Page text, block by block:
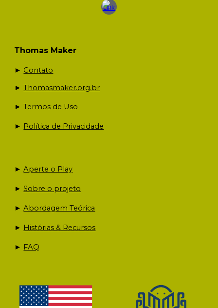
Thomas Maker
► Contato
►Thomasmaker.org.br
► Termos de Uso
► Política de Privacidade
►Aperte o Play
►Sobre o projeto
►Abordagem Teórica
► Histórias & Recursos
► FAQ